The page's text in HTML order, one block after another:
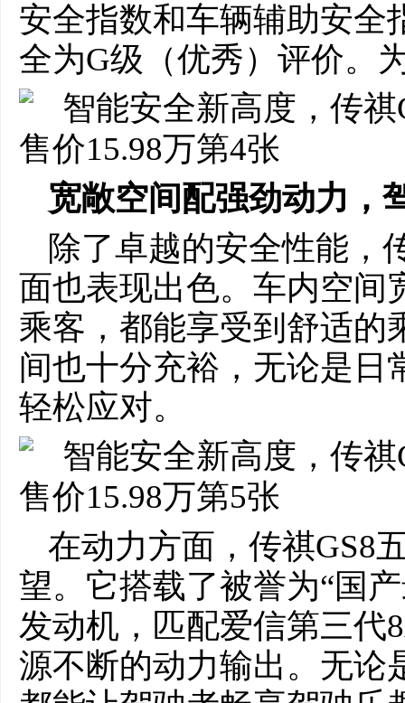
安全指数和车辆辅助安全
全为G级（优秀）评价。
宽敞空间配强劲动力 ，
除了卓越的安全性能，
面也表现出色。车内空间
乘客，都能享受到舒适的
间也十分充裕，无论是日
轻松应对。
在动力方面，传祺GS8
望。它搭载了被誉为“国
发动机，匹配爱信第三代
源不断的动力输出。无论